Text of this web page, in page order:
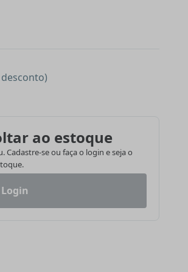
ao estoque
se ou faça o login e seja o